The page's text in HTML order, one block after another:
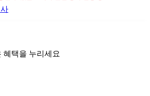
혜택을 누리세요